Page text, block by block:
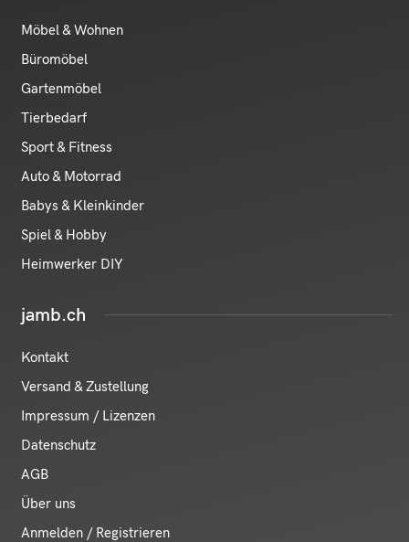
Möbel & Wohnen
Büromöbel
Gartenmöbel
Tierbedarf
Sport & Fitness
Auto & Motorrad
Babys & Kleinkinder
Spiel & Hobby
Heimwerker DIY
jamb.ch
Kontakt
Versand & Zustellung
Impressum / Lizenzen
Datenschutz
AGB
Über uns
Anmelden / Registrieren